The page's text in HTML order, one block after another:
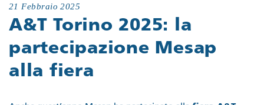
21 Febbraio 2025
A&T Torino 2025: la
partecipazione Mesap
alla fiera